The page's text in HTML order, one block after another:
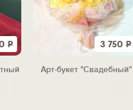
Р 3 750 Р
Арт-букет "Свадебный"